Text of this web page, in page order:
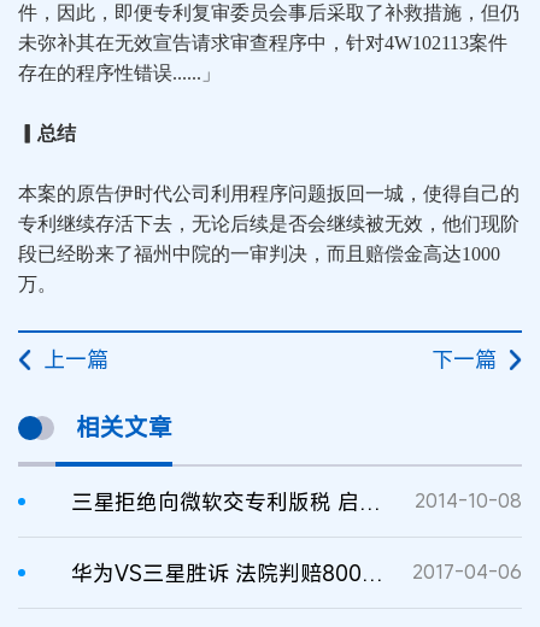
件，因此，即便专利复审委员会事后采取了补救措施，但仍
未弥补其在无效宣告请求审查程序中，针对4W102113案件
存在的程序性错误......」
▎总结
本案的原告伊时代公司利用程序问题扳回一城，使得自己的
专利继续存活下去，无论后续是否会继续被无效，他们现阶
段已经盼来了福州中院的一审判决，而且赔偿金高达1000
万。
上一篇 下一篇
相关文章
三星拒绝向微软交专利版税 启动仲裁程序 2014-10-08
华为VS三星胜诉 法院判赔8000万 2017-04-06